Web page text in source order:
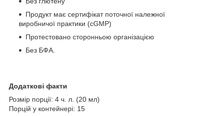
Продукт має сертифікат поточної належної
виробничої практики (cGMP)
Протестовано сторонньою організацією
Без БФА.
Додаткові факти
Розмір порції: 4 ч. л. (20 мл)
Порцій у контейнері: 15